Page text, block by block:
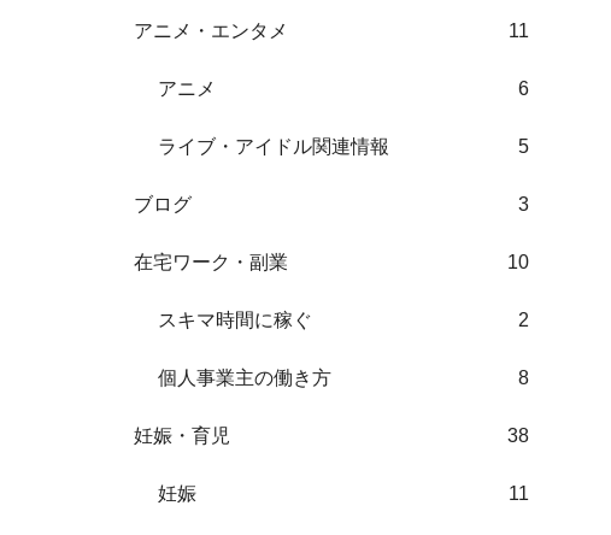
アニメ・エンタメ 11
アニメ 6
ライブ・アイドル関連情報 5
ブログ 3
在宅ワーク・副業 10
スキマ時間に稼ぐ 2
個人事業主の働き方 8
妊娠・育児 38
妊娠 11